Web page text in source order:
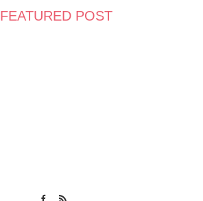
FEATURED POST